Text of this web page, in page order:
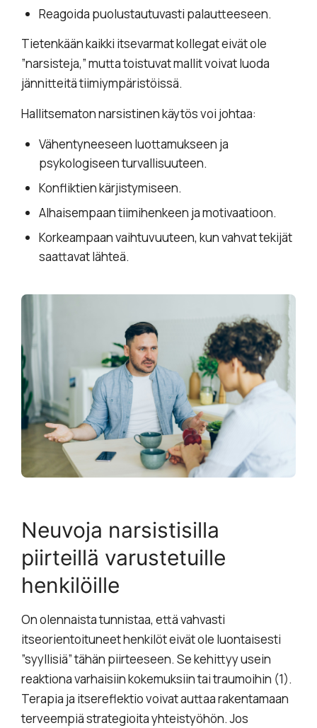
Reagoida puolustautuvasti palautteeseen.
Tietenkään kaikki itsevarmat kollegat eivät ole
”narsisteja,” mutta toistuvat mallit voivat luoda
jännitteitä tiimiympäristöissä.
Hallitsematon narsistinen käytös voi johtaa:
Vähentyneeseen luottamukseen ja
psykologiseen turvallisuuteen.
Konfliktien kärjistymiseen.
Alhaisempaan tiimihenkeen ja motivaatioon.
Korkeampaan vaihtuvuuteen, kun vahvat tekijät
saattavat lähteä.
Neuvoja narsistisilla
piirteillä varustetuille
henkilöille
On olennaista tunnistaa, että vahvasti
itseorientoituneet henkilöt eivät ole luontaisesti
”syyllisiä” tähän piirteeseen. Se kehittyy usein
reaktiona varhaisiin kokemuksiin tai traumoihin (1).
Terapia ja itsereflektio voivat auttaa rakentamaan
terveempiä strategioita yhteistyöhön. Jos